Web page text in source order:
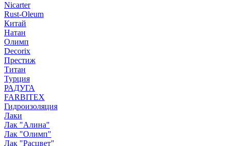
Nicarter
Rust-Oleum
Китай
Натан
Олимп
Decorix
Престиж
Титан
Турция
РАДУГА
FARBITEX
Гидроизоляция
Лаки
Лак "Алина"
Лак "Олимп"
Лак "Расцвет"